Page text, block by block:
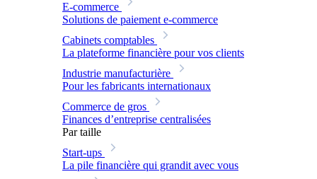
E-commerce
Solutions de paiement e-commerce
Cabinets comptables
La plateforme financière pour vos clients
Industrie manufacturière
Pour les fabricants internationaux
Commerce de gros
Finances d’entreprise centralisées
Par taille
Start-ups
La pile financière qui grandit avec vous